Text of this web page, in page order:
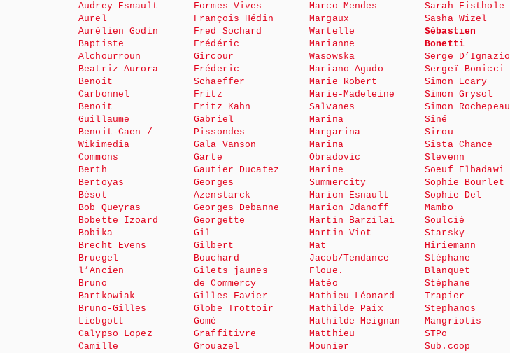
Audrey Esnault
Aurel
Aurélien Godin
Baptiste
Alchourroun
Beatriz Aurora
Benoît
Carbonnel
Benoit
Guillaume
Benoit-Caen /
Wikimedia
Commons
Berth
Bertoyas
Bésot
Bob Queyras
Bobette Izoard
Bobika
Brecht Evens
Bruegel
l’Ancien
Bruno
Bartkowiak
Bruno-Gilles
Liebgott
Calypso Lopez
Camille
Formes Vives
François Hédin
Fred Sochard
Frédéric
Gircour
Fréderic
Schaeffer
Fritz
Fritz Kahn
Gabriel
Pissondes
Gala Vanson
Garte
Gautier Ducatez
Georges
Azenstarck
Georges Debanne
Georgette
Gil
Gilbert
Bouchard
Gilets jaunes
de Commercy
Gilles Favier
Globe Trottoir
Gomé
Graffitivre
Grouazel
Marco Mendes
Margaux
Wartelle
Marianne
Wasowska
Mariano Agudo
Marie Robert
Marie-Madeleine
Salvanes
Marina
Margarina
Marina
Obradovic
Marine
Summercity
Marion Esnault
Marion Jdanoff
Martin Barzilai
Martin Viot
Mat
Jacob/Tendance
Floue.
Matéo
Mathieu Léonard
Mathilde Paix
Mathilde Meignan
Matthieu
Mounier
Sarah Fisthole
Sasha Wizel
Sébastien
Bonetti
Serge D’Ignazio
Sergeï Bonicci
Simon Ecary
Simon Grysol
Simon Rochepeau
Siné
Sirou
Sista Chance
Slevenn
Soeuf Elbadawi
Sophie Bourlet
Sophie Del
Mambo
Soulcié
Starsky-
Hiriemann
Stéphane
Blanquet
Stéphane
Trapier
Stephanos
Mangriotis
STPo
Sub.coop